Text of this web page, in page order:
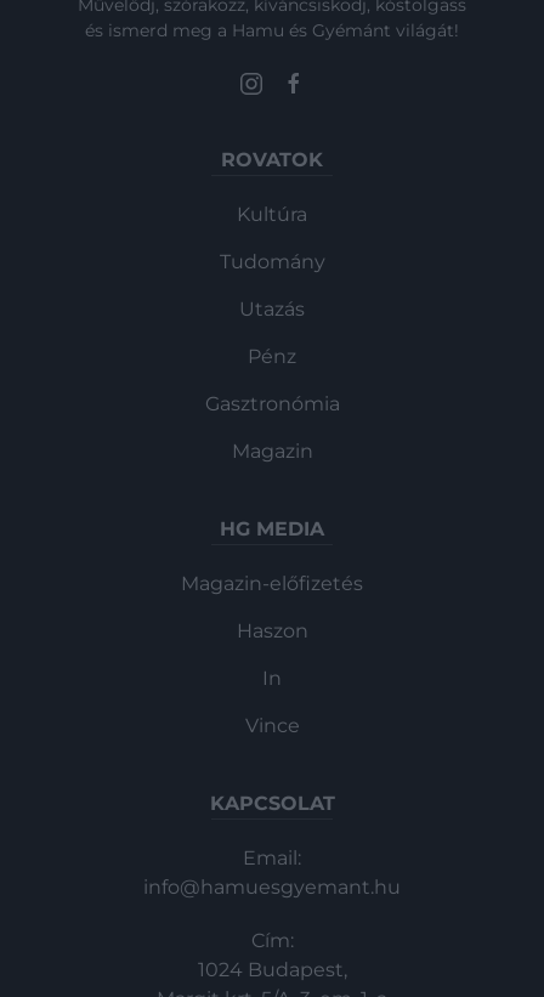
Művelődj, szórakozz, kíváncsiskodj, kóstolgass
és ismerd meg a Hamu és Gyémánt világát!
ROVATOK
Kultúra
Tudomány
Utazás
Pénz
Gasztronómia
Magazin
HG MEDIA
Magazin-előfizetés
Haszon
In
Vince
KAPCSOLAT
Email:
info@hamuesgyemant.hu
Cím:
1024 Budapest,